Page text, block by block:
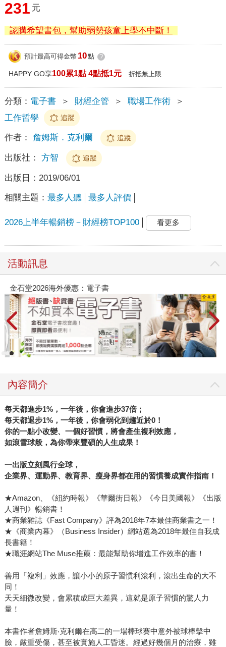
231 元
認購希望書包，幫助弱勢孩童上學不中斷！
預計最高可得金幣 10點 ?
HAPPY GO享100累1點 4點抵1元 折抵無上限
分類： 電子書 ＞ 財經企管 ＞ 職場工作術
＞
工作哲學
追蹤
作者： 詹姆斯．克利爾 追蹤
出版社： 方智 追蹤
出版日： 2019/06/01
相關主題： 最多人聽 最多人評價
2026上半年暢銷榜－財經榜TOP100 看更多
活動訊息
金石堂2026海外優惠：電子書
內容簡介
每天都進步1%，一年後，你會進步37倍；
每天都退步1%，一年後，你會弱化到趨近於0！
你的一點小改變、一個好習慣，將會產生複利效應，
如滾雪球般，為你帶來豐碩的人生成果！
一出版立刻風行全球，
企業界、運動界、教育界、瘦身界都在用的習慣養成實作指南！
★Amazon、《紐約時報》《華爾街日報》《今日美國報》《出版
人週刊》暢銷書！
★商業雜誌《Fast Company》評為2018年7本最佳商業書之一！
★《商業內幕》（Business Insider）網站選為2018年最佳自我成
長書籍！
★職涯網站The Muse推薦：最能幫助你增進工作效率的書！
善用「複利」效應，讓小小的原子習慣利滾利，滾出生命的大不
同！
天天細微改變，會累積成巨大差異，這就是原子習慣的驚人力
量！
本書作者詹姆斯‧克利爾在高二的一場棒球賽中意外被球棒擊中
臉，嚴重受傷，甚至被實施人工昏迷。經過好幾個月的治療，雖